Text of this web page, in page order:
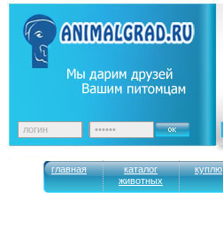
главная
каталог
животных
куплю